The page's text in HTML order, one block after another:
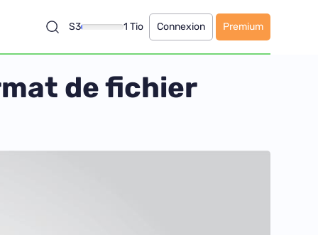
S3 1 Tio Connexion Premium
de fichier